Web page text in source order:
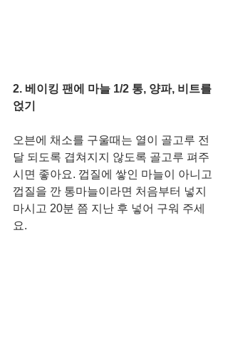
2. 베이킹 팬에 마늘 1/2 통, 양파, 비트를
얹기
오븐에 채소를 구울때는 열이 골고루 전
달 되도록 겹쳐지지 않도록 골고루 펴주
시면 좋아요. 껍질에 쌓인 마늘이 아니고
껍질을 깐 통마늘이라면 처음부터 넣지
마시고 20분 쯤 지난 후 넣어 구워 주세
요.